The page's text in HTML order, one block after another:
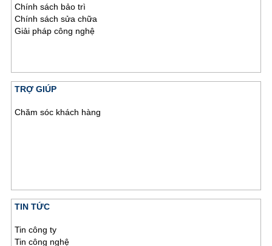
Chính sách bảo trì
Chính sách sửa chữa
Giải pháp công nghệ
TRỢ GIÚP
Chăm sóc khách hàng
TIN TỨC
Tin công ty
Tin công nghệ